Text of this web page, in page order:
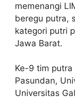
memenangi
beregu putra,
kategori putri
Jawa Barat.
Ke-9 tim putra
Pasundan,
Universitas